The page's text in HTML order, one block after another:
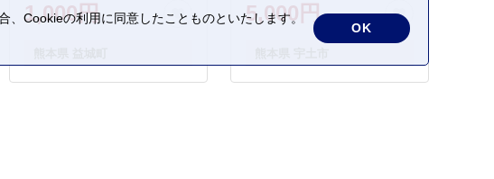
1,000円 5,000円
Cookieの利用に同意したことものといたします。
OK